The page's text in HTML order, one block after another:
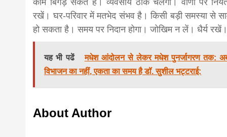
काम बिगड़ सकते हैं। व्यवसाय ठीक चलेगा। वाणी पर
रखें। घर-परिवार में मतभेद संभव है। किसी बड़ी समस्या से
हो सकता है। समय पर निदान होगा। जोखिम न लें। धैर्य रखें।
यह भी पढें
मधेश आंदोलन से लेकर मधेश पुनर्जागरण तक:
विभाजन का नहीं, एकता का समय है डॉ. सुशील भट्टराई:
About Author